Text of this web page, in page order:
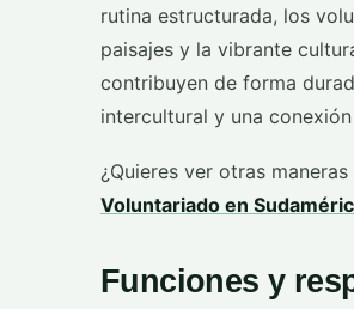
rutina estructurada, los
paisajes y la vibrante
contribuyen de forma
intercultural y una
¿Quieres ver otras
Voluntariado en
Funciones y